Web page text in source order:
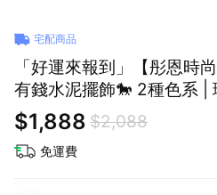
宅配商品
「好運來報到」【彤恩時
有錢水泥擺飾🐎 2種色系 |
仔 | 生日禮物 喬遷禮物
$1,888 $2,088
免運費